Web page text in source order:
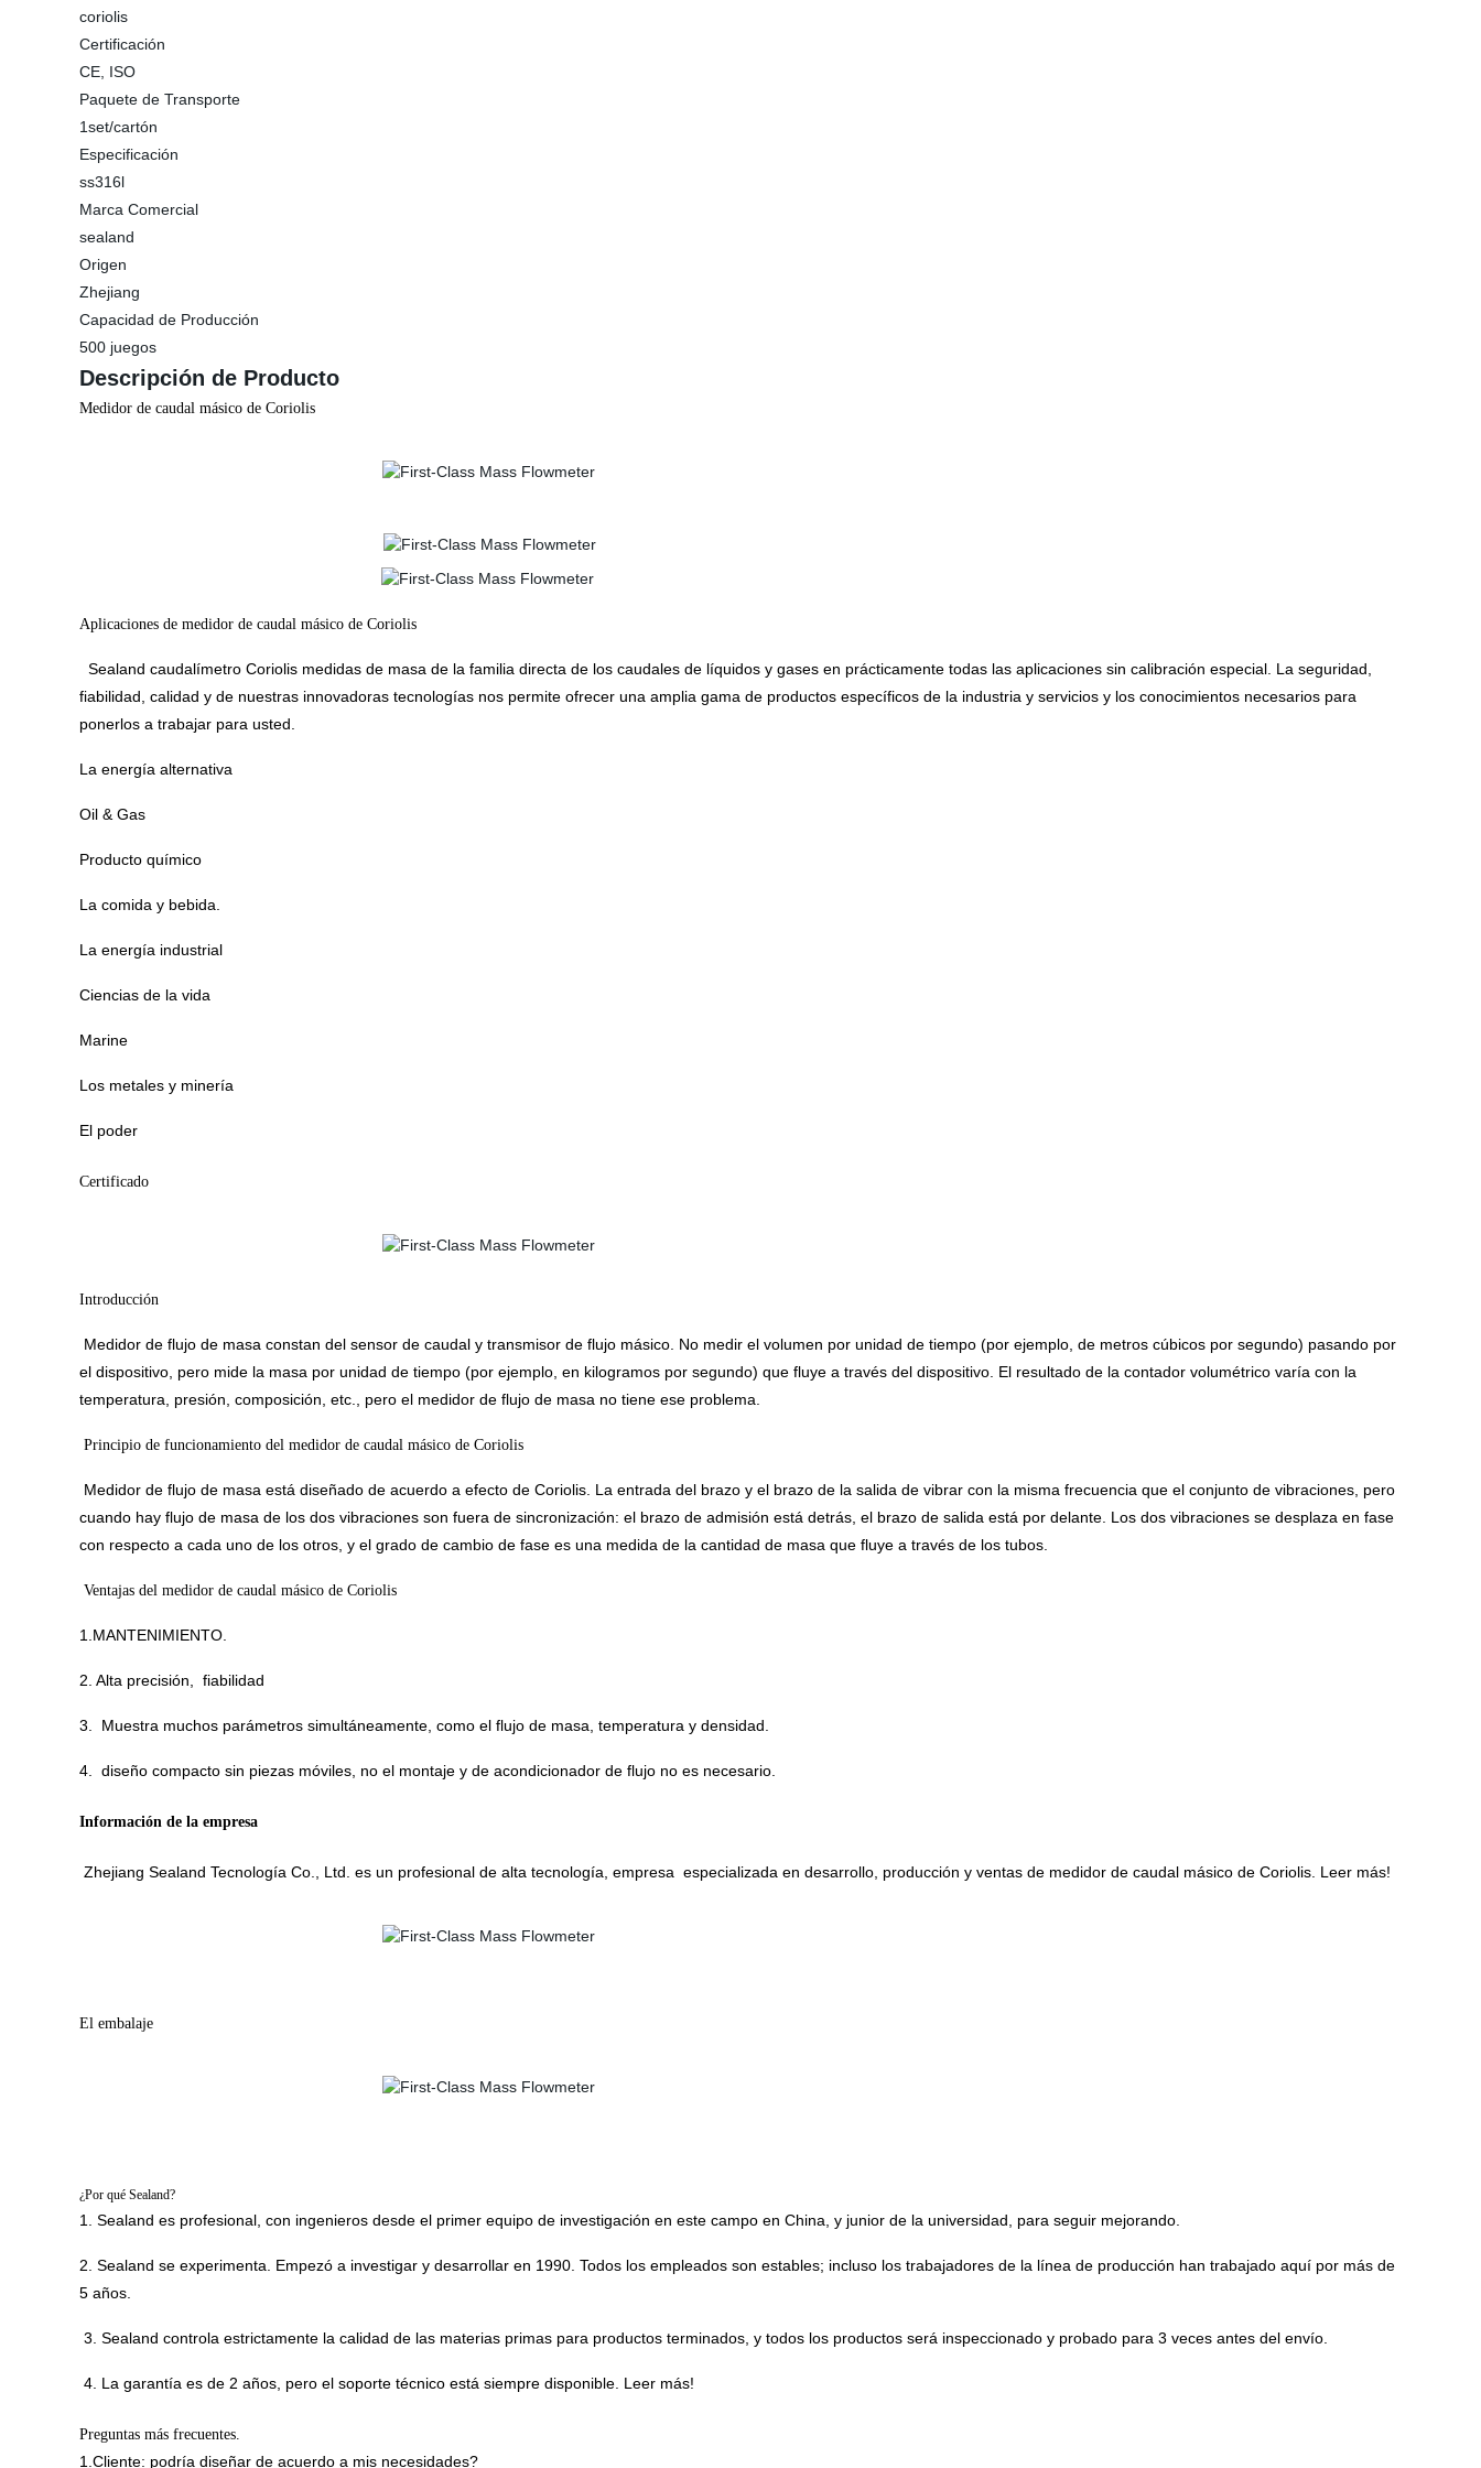
coriolis
Certificación
CE, ISO
Paquete de Transporte
1set/cartón
Especificación
ss316l
Marca Comercial
sealand
Origen
Zhejiang
Capacidad de Producción
500 juegos
Descripción de Producto
Medidor de caudal másico de Coriolis
Aplicaciones de medidor de caudal másico de Coriolis
Sealand caudalímetro Coriolis medidas de masa de la familia directa de los caudales de líquidos y gases en prácticamente todas las aplicaciones sin calibración especial. La seguridad,
fiabilidad, calidad y de nuestras innovadoras tecnologías nos permite ofrecer una amplia gama de productos específicos de la industria y servicios y los conocimientos necesarios para
ponerlos a trabajar para usted.
La energía alternativa
Oil & Gas
Producto químico
La comida y bebida.
La energía industrial
Ciencias de la vida
Marine
Los metales y minería
El poder
Certificado
Introducción
Medidor de flujo de masa constan del sensor de caudal y transmisor de flujo másico. No medir el volumen por unidad de tiempo (por ejemplo, de metros cúbicos por segundo) pasando por
el dispositivo, pero mide la masa por unidad de tiempo (por ejemplo, en kilogramos por segundo) que fluye a través del dispositivo. El resultado de la contador volumétrico varía con la
temperatura, presión, composición, etc., pero el medidor de flujo de masa no tiene ese problema.
Principio de funcionamiento del medidor de caudal másico de Coriolis
Medidor de flujo de masa está diseñado de acuerdo a efecto de Coriolis. La entrada del brazo y el brazo de la salida de vibrar con la misma frecuencia que el conjunto de vibraciones, pero
cuando hay flujo de masa de los dos vibraciones son fuera de sincronización: el brazo de admisión está detrás, el brazo de salida está por delante. Los dos vibraciones se desplaza en fase
con respecto a cada uno de los otros, y el grado de cambio de fase es una medida de la cantidad de masa que fluye a través de los tubos.
Ventajas del medidor de caudal másico de Coriolis
1. MANTENIMIENTO
2 . Alta precisión fiabilidad
3 Muestra muchos parámetros simultáneamente, como el flujo de masa, temperatura y densidad.
4. diseño compacto sin piezas móviles, no el montaje y de acondicionador de flujo no es necesario
Información de la empresa
Zhejiang Sealand Tecnología Co., Ltd. es un profesional de alta tecnología, empresa especializada en desarrollo, producción y ventas de medidor de caudal másico de Coriolis. Leer más!
El embalaje
¿Por qué Sealand?
1. Sealand es profesional, con ingenieros desde el primer equipo de investigación en este campo en China, y junior de la universidad, para seguir mejorando.
2. Sealand se experimenta. Empezó a investigar y desarrollar en 1990. Todos los empleados son estables; incluso los trabajadores de la línea de producción han trabajado aquí por más de
5 años.
3. Sealand controla estrictamente la calidad de las materias primas para productos terminados, y todos los productos será inspeccionado y probado para 3 veces antes del envío.
4. La garantía es de 2 años, pero el soporte técnico está siempre disponible. Leer más!
Preguntas más frecuentes.
1.Cliente: podría diseñar de acuerdo a mis necesidades?